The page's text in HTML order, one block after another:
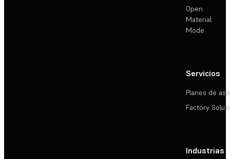
Open
Material
Mode
Servicios
Planes de
Factory
Industrias